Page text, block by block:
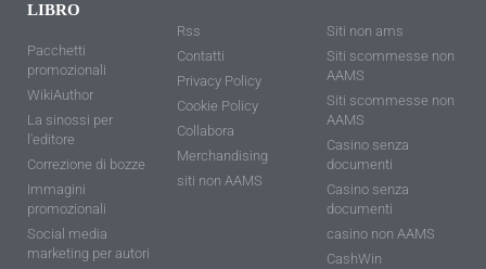
LIBRO
Pacchetti
promozionali
WikiAuthor
La sinossi per
l'editore
Correzione di bozze
Immagini
promozionali
Social media
marketing per autori
Rss
Contatti
Privacy Policy
Cookie Policy
Collabora
Merchandising
siti non AAMS
Siti non ams
Siti scommesse non
AAMS
Siti scommesse non
AAMS
Casino senza
documenti
Casino senza
documenti
casino non AAMS
CashWin